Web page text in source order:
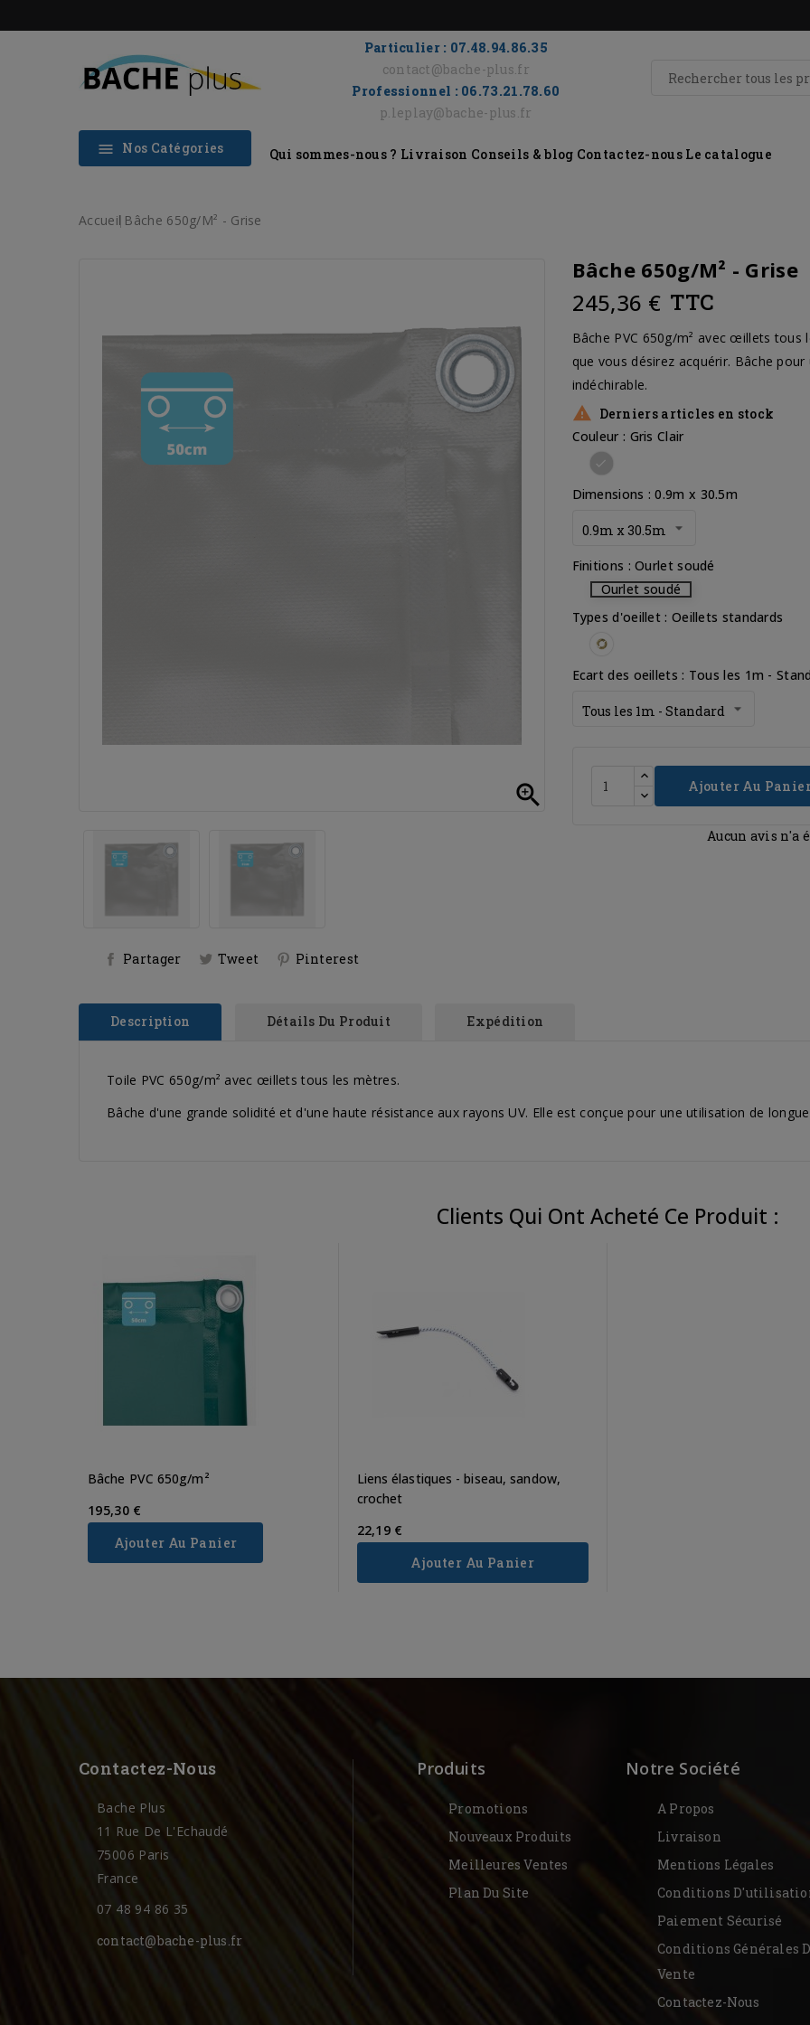
Particulier : 07.48.94.86.35
contact@bache-plus.fr
Professionnel : 06.73.21.78.60
p.leplay@bache-plus.fr
 Nos Catégories Qui sommes-nous ? Livraison Conseils & blog Contactez-nous Le catalogue
Accueil Bâche 650g/m² - Grise

Partager Tweet Pinterest
Bâche 650g/m² - Grise
245,36 € TTC
Bâche PVC 650g/m² avec œillets
que vous désirez acquérir. Bâche
indéchirable.
 Derniers articles en stock
Couleur : Gris Clair
Gris
Dimensions : 0.9m x 30.5m
Finitions : Ourlet soudé
Ourlet soudé
Types d'oeillet : Oeillets standards
Ecart des oeillets : Tous les 1m -
Ajouter Au
Description Détails Du Produit Expédition
Toile PVC 650g/m² avec œillets tous les mètres.
Bâche d'une grande solidité et d'une haute résistance aux rayons UV. Elle est conçue pour une utilisation de
Aucun avis n'a
Clients Qui Ont Acheté Ce Produit :
Bâche PVC 650g/m²
195,30 €
Ajouter Au Panier
Liens élastiques - biseau, sandow,
crochet
22,19 €
Ajouter Au Panier
Contactez-Nous
Bache Plus
11 Rue De L'Echaudé
75006 Paris
France
07 48 94 86 35
contact@bache-plus.fr
Produits
Promotions
Nouveaux Produits
Meilleures Ventes
Plan Du Site
Notre Société
A Propos
Livraison
Mentions Légales
Conditions
Paiement Sécurisé
Conditions Générales
Vente
Contactez-Nous